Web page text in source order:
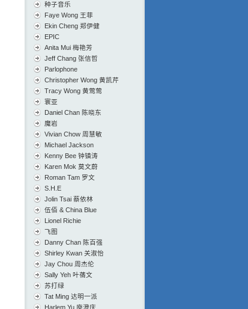
种子音乐
Faye Wong 王菲
Ekin Cheng 郑伊健
EPIC
Anita Mui 梅艳芳
Jeff Chang 张信哲
Parlophone
Christopher Wong 黄凯芹
Tracy Wong 黄莺莺
寰亚
Daniel Chan 陈晓东
魔岩
Vivian Chow 周慧敏
Michael Jackson
Kenny Bee 钟镇涛
Karen Mok 莫文蔚
Roman Tam 罗文
S.H.E
Jolin Tsai 蔡依林
伍佰 & China Blue
Lionel Richie
飞图
Danny Chan 陈百强
Shirley Kwan 关淑怡
Jay Chou 周杰伦
Sally Yeh 叶蒨文
苏打绿
Tat Ming 达明一派
Harlem Yu 庾澄庆